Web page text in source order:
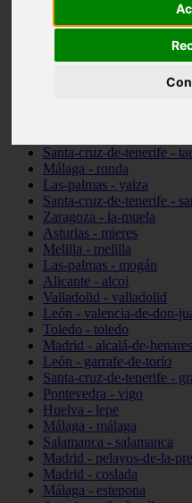
Pontevedra - lalín
Cantabria - val-de-san-
Santa-cruz-de-tenerife -
Málaga - ronda
Las-palmas - yaiza
Santa-cruz-de-tenerife -
Zaragoza - la-muela
Asturias - mieres
Melilla - melilla
Las-palmas - mogán
Alicante - alcoi
Valladolid - valladolid
León - valencia-de-don-
Toledo - toledo
Madrid - alcalá-de-henares
León - garrafe-de-torío
Santa-cruz-de-tenerife -
Pontevedra - vigo
Huelva - lepe
Málaga - málaga
Salamanca - salamanca
Madrid - pelayos-de-la-
Madrid - coslada
Málaga - estepona